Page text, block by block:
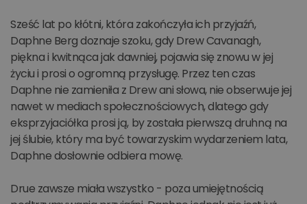
Sześć lat po kłótni, która zakończyła ich przyjaźń,
Daphne Berg doznaje szoku, gdy Drew Cavanagh,
piękna i kwitnąca jak dawniej, pojawia się znowu w jej
życiu i prosi o ogromną przysługę. Przez ten czas
Daphne nie zamieniła z Drew ani słowa, nie obserwuje jej
nawet w mediach społecznościowych, dlatego gdy
eksprzyjaciółka prosi ją, by została pierwszą druhną na
jej ślubie, który ma być towarzyskim wydarzeniem lata,
Daphne dosłownie odbiera mowę.
Drue zawsze miała wszystko - poza umiejętnością